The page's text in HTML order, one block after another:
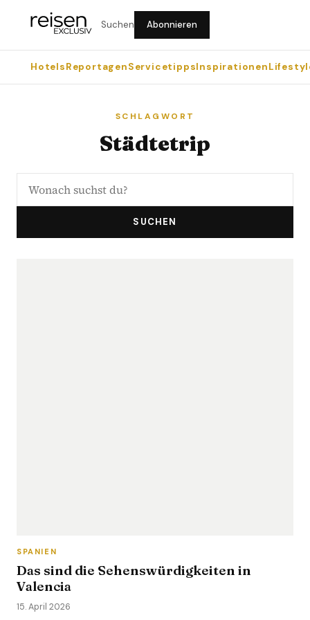
Suchen Abonnieren
HotelsReportagenServicetippsInspirationen
SCHLAGWORT
Städtetrip
SUCHEN
SPANIEN
Das sind die Sehenswürdigkeiten in
Valencia
15. April 2026